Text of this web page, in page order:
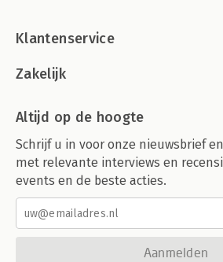
Klantenservice
Zakelijk
Altijd op de hoogte
Schrijf u in voor onze nieuwsbrief
met relevante interviews en
events en de beste acties.
Aanmelden